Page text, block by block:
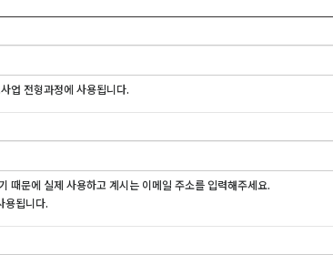
업 전형과정에 사용됩니다.
때문에 실제 사용하고 계시는 이메일 주소를 입력해주세요.
용됩니다.